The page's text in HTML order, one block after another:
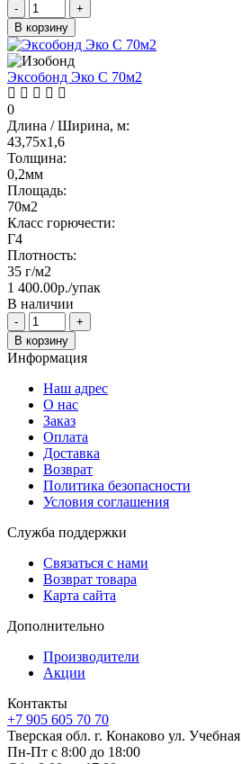
-
+
В корзину
Эксобонд Эко C 70м2
0
Длина / Ширина, м:
43,75х1,6
Толщина:
0,2мм
Площадь:
70м2
Класс горючести:
Г4
Плотность:
35 г/м2
1 400.00р./упак
В наличии
-
+
В корзину
Информация
Наш адрес
О нас
Заказ
Оплата
Доставка
Возврат
Политика безопасности
Условия соглашения
Служба поддержки
Связаться с нами
Возврат товара
Карта сайта
Дополнительно
Производители
Акции
Контакты
+7 905 605 70 70
Тверская обл. г. Конаково ул.
Пн-Пт с 8:00 до 18:00